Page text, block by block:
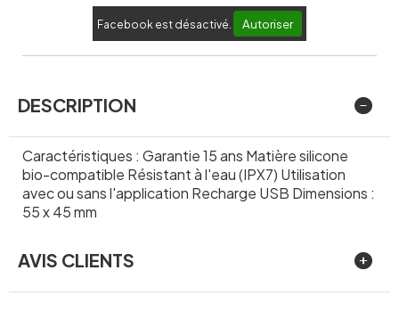
Facebook est désactivé. Autoriser
DESCRIPTION
Caractéristiques : Garantie 15 ans Matière silicone
bio-compatible Résistant à l'eau (IPX7) Utilisation
avec ou sans l'application Recharge USB Dimensions :
55 x 45 mm
AVIS CLIENTS